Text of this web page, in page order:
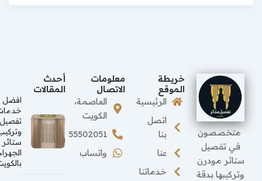
متخصصون
في تفصيل
ستائر مودرن
وتركيبها بدقة
خريطة
الموقع
الرئيسية
اتصل
بنا
عنا
خدماتنا
معلومات
الاتصال
العاصمة،
الكويت
55502051
واتساب
أحدث
المقالات
افضل
خدمات
تفصيل
وتركيب
ستائر
الجهراء
بالكويت